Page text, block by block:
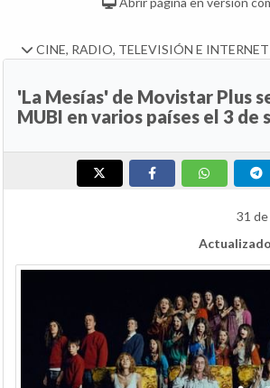
CINE, RADIO, TELEVISIÓN E INTERNET
'La Mesías' de Movistar Plus
MUBI en varios países el 3 de
31